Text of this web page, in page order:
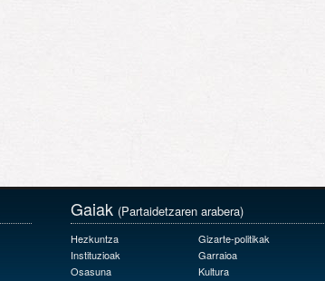
Gaiak (Partaidetzaren arabera)
Hezkuntza Gizarte-politikak
Instituzioak
Garraioa
Osasuna
Kultura